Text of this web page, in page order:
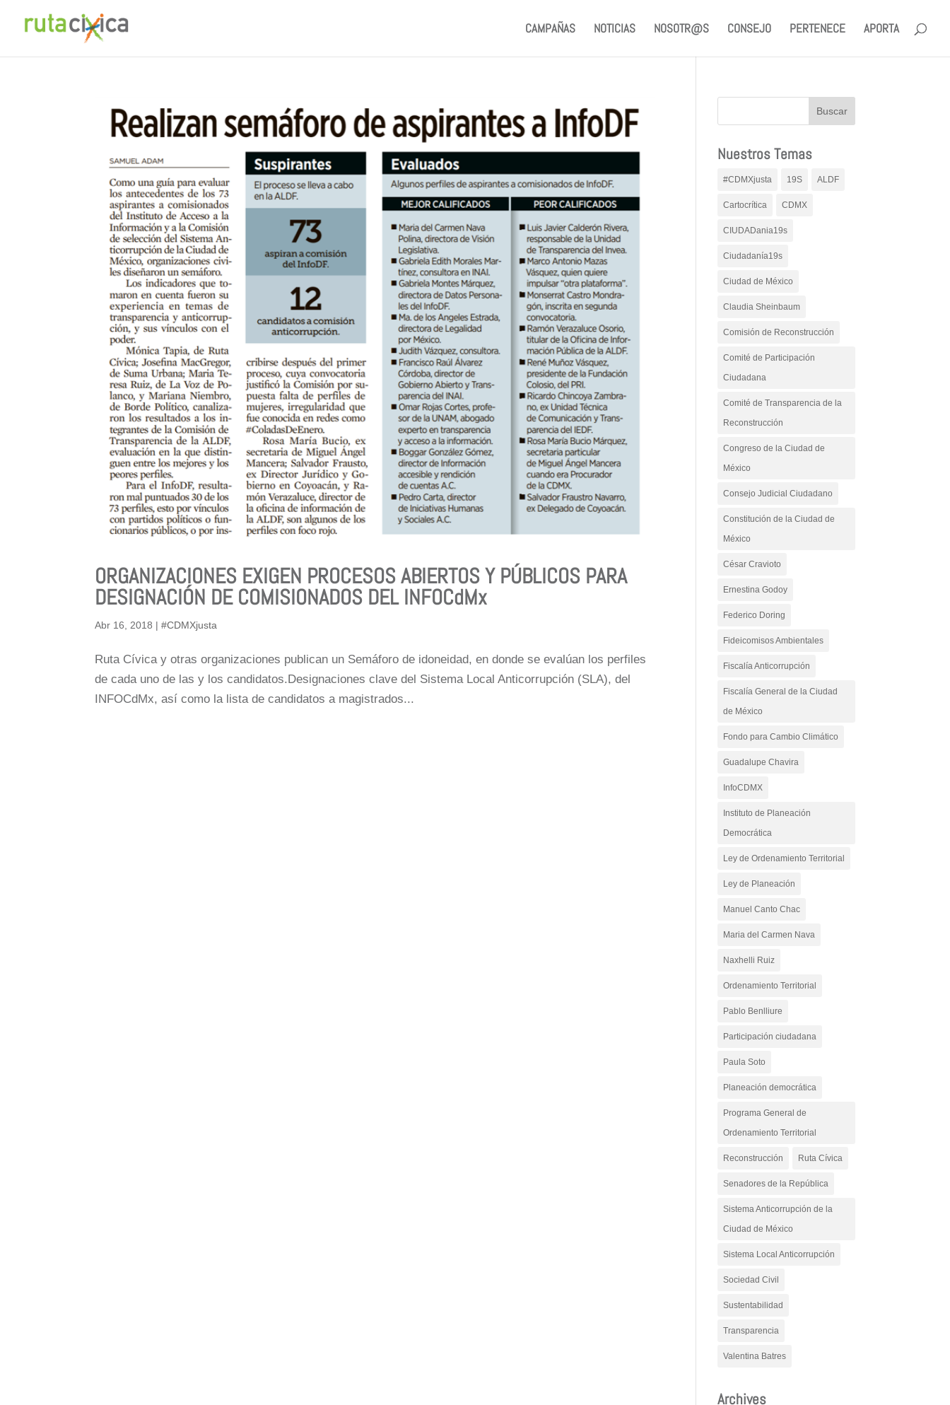
CAMPAÑAS NOTICIAS NOSOTR@S CONSEJO PERTENECE APORTA
ORGANIZACIONES EXIGEN PROCESOS ABIERTOS Y PÚBLICOS PARA
DESIGNACIÓN DE COMISIONADOS DEL INFOCdMx
Abr 16, 2018 |#CDMXjusta
Ruta Cívica y otras organizaciones publican un Semáforo de idoneidad, en donde se evalúan los perfiles
de cada uno de las y los candidatos.Designaciones clave del Sistema Local Anticorrupción (SLA), del
INFOCdMx, así como la lista de candidatos a magistrados...
Nuestros Temas
#CDMXjusta 19S ALDF
Cartocrítica CDMX
CIUDADania19s
Ciudadanía19s
Ciudad de México
Claudia Sheinbaum
Comisión de Reconstrucción
Comité de Participación
Ciudadana
Comité de Transparencia de la
Reconstrucción
Congreso de la Ciudad de
México
Consejo Judicial Ciudadano
Constitución de la Ciudad de
México
César Cravioto
Ernestina Godoy
Federico Doring
Fideicomisos Ambientales
Fiscalía Anticorrupción
Fiscalía General de la Ciudad
de México
Fondo para Cambio Climático
Guadalupe Chavira
InfoCDMX
Instituto de Planeación
Democrática
Ley de Ordenamiento Territorial
Ley de Planeación
Manuel Canto Chac
Maria del Carmen Nava
Naxhelli Ruiz
Ordenamiento Territorial
Pablo Benlliure
Participación ciudadana
Paula Soto
Planeación democrática
Programa General de
Ordenamiento Territorial
Reconstrucción Ruta Cívica
Senadores de la República
Sistema Anticorrupción de la
Ciudad de México
Sistema Local Anticorrupción
Sociedad Civil
Sustentabilidad
Transparencia
Valentina Batres
Archives